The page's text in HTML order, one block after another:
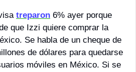
treparon 6% ayer porque
que Izzi quiere comprar la
Se habla de un cheque de
de dólares para quedarse
móviles en México. Si se